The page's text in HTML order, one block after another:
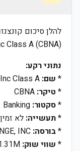
Class A (CBNA):
נתוני רקע:
* שם:
* טיקר:
*סקטור:
*תעשייה: לא זמין
*בורסה:
* שווי שוק: